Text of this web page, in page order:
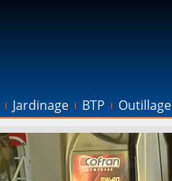
Jardinage BTP Outillage